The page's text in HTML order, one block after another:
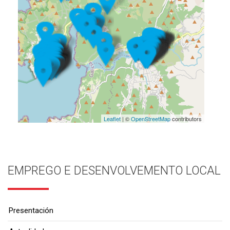
Leaflet| ©OpenStreetMapcontributors
EMPREGO E DESENVOLVEMENTO LOCAL
Presentación